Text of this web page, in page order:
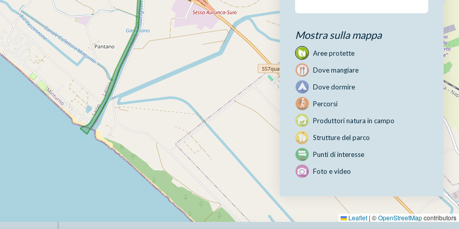
Leaflet | ©OpenStreetMapcontributors
Mostra sulla mappa
Aree protette
Dove mangiare
Dove dormire
Percorsi
Produttori natura in campo
Strutture del parco
Punti di interesse
Foto e video